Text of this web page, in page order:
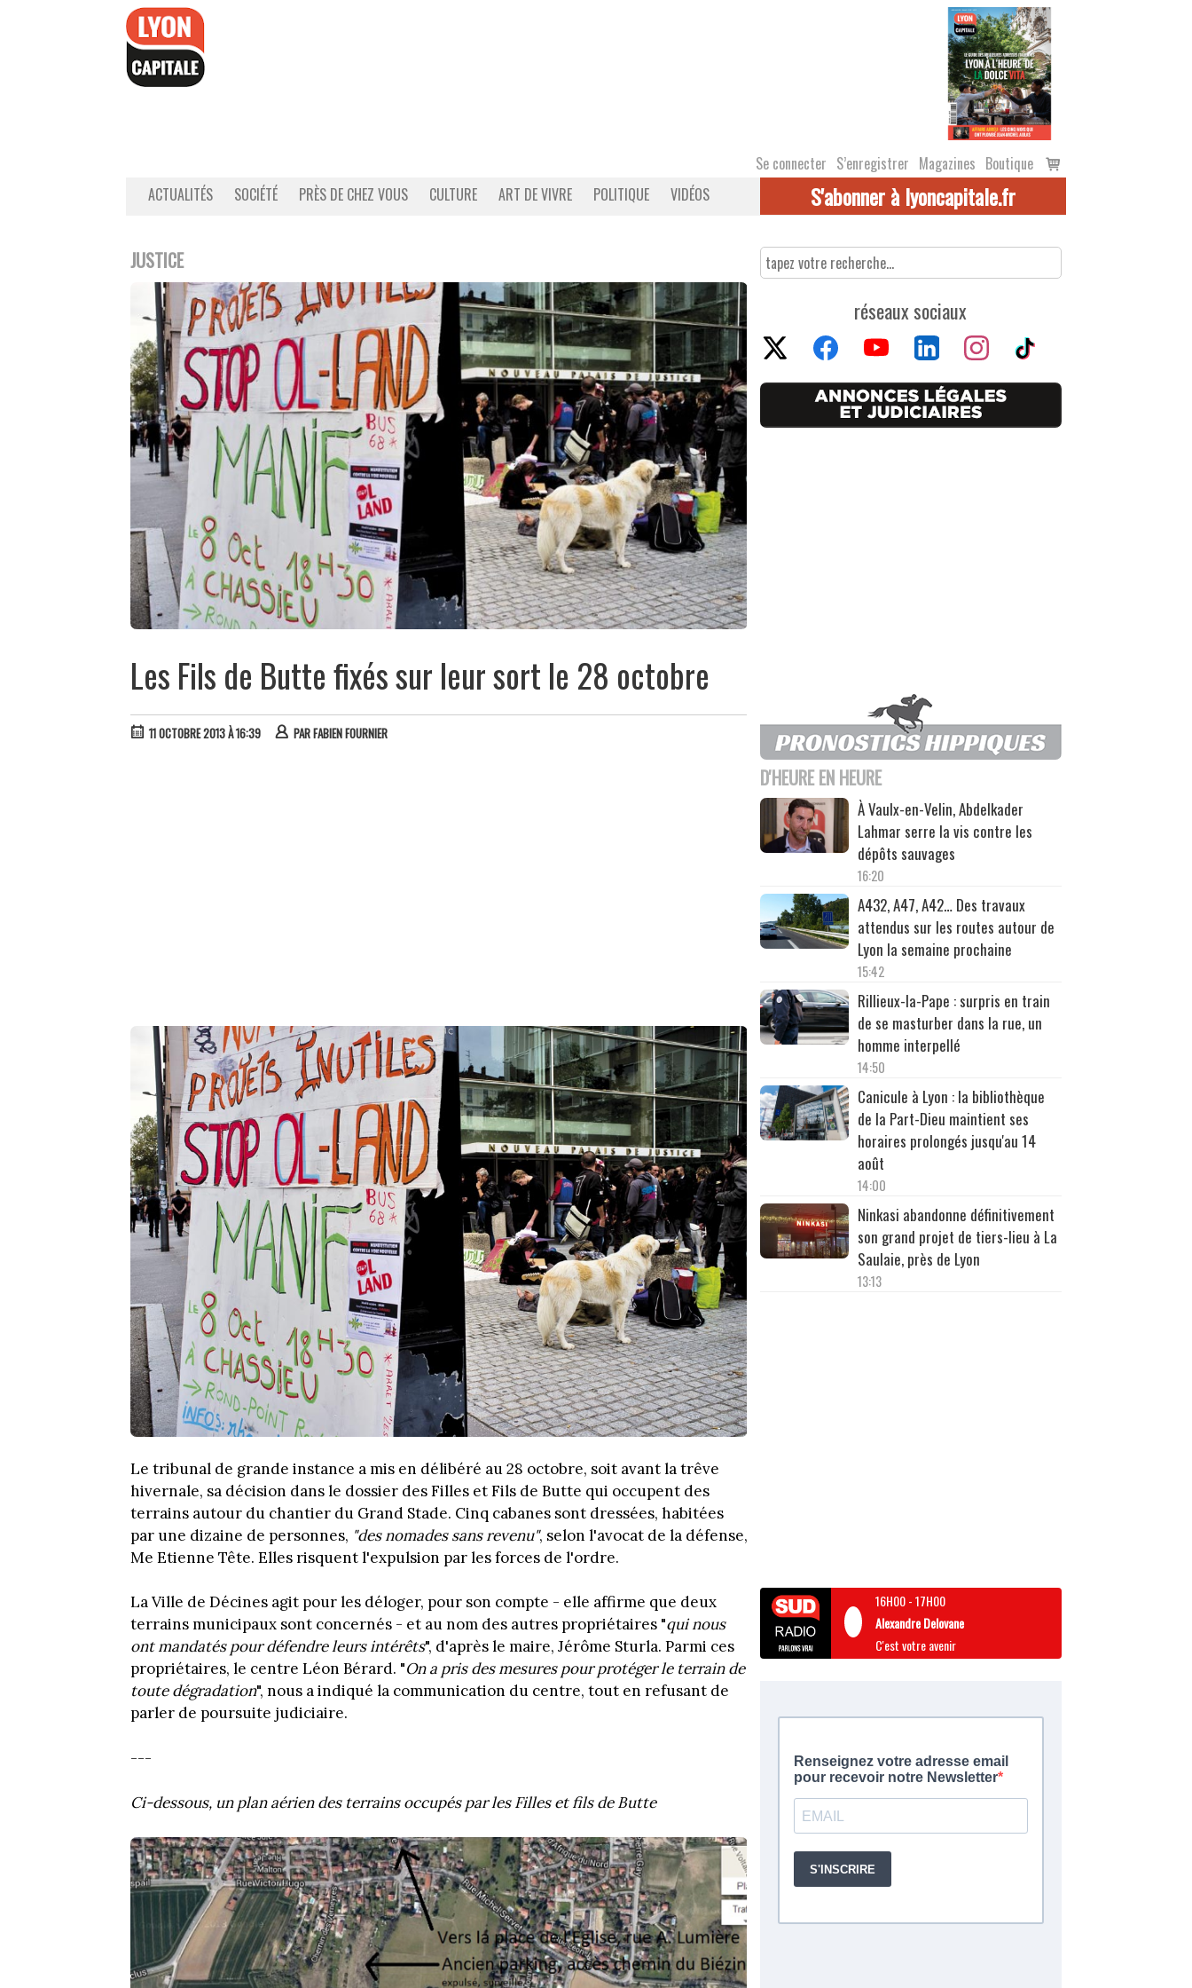
Se connecter S’enregistrer Magazines Boutique
Voir
le
ACTUALITÉS SOCIÉTÉ PRÈS DE CHEZ VOUS CULTURE ART DE VIVRE POLITIQUE VIDÉOS S'abonner à lyoncapitale.fr
JUSTICE
Les Fils de Butte fixés sur leur sort le 28 octobre
11 OCTOBRE 2013 À 16:39 PARFABIEN FOURNIER
Le tribunal de grande instance a mis en délibéré au 28 octobre, soit avant la trêve
hivernale, sa décision dans le dossier des Filles et Fils de Butte qui occupent des
terrains autour du chantier du Grand Stade. Cinq cabanes sont dressées, habitées
par une dizaine de personnes, "des nomades sans revenu", selon l'avocat de la défense,
Me Etienne Tête. Elles risquent l'expulsion par les forces de l'ordre.
La Ville de Décines agit pour les déloger, pour son compte - elle affirme que deux
terrains municipaux sont concernés - et au nom des autres propriétaires "qui nous
ont mandatés pour défendre leurs intérêts", d'après le maire, Jérôme Sturla. Parmi ces
propriétaires, le centre Léon Bérard. "On a pris des mesures pour protéger le terrain de
toute dégradation", nous a indiqué la communication du centre, tout en refusant de
parler de poursuite judiciaire.
---
Ci-dessous, un plan aérien des terrains occupés par les Filles et fils de Butte
réseaux sociaux
D'HEURE EN HEURE
À Vaulx-en-Velin, Abdelkader
Lahmar serre la vis contre les
dépôts sauvages
16:20
A432, A47, A42… Des travaux
attendus sur les routes autour de
Lyon la semaine prochaine
15:42
Rillieux-la-Pape : surpris en train
de se masturber dans la rue, un
homme interpellé
14:50
Canicule à Lyon : la bibliothèque
de la Part-Dieu maintient ses
horaires prolongés jusqu'au 14
août
14:00
Ninkasi abandonne définitivement
son grand projet de tiers-lieu à La
Saulaie, près de Lyon
13:13
16H00-17H00
Alexandre Delovane
C'est votre avenir